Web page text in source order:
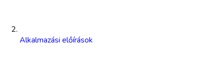
Alkalmazási előírások